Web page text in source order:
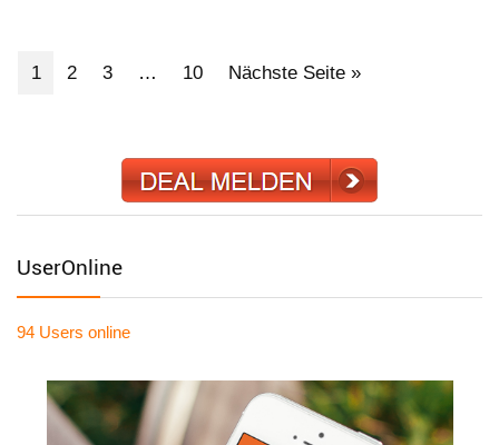
1 2 3 … 10 Nächste Seite »
UserOnline
94 Users online